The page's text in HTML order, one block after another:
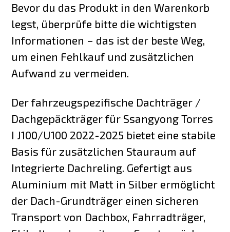
Bevor du das Produkt in den Warenkorb
legst, überprüfe bitte die wichtigsten
Informationen – das ist der beste Weg,
um einen Fehlkauf und zusätzlichen
Aufwand zu vermeiden.
Der fahrzeugspezifische Dachträger /
Dachgepäckträger für Ssangyong Torres
I J100/U100 2022-2025 bietet eine stabile
Basis für zusätzlichen Stauraum auf
Integrierte Dachreling. Gefertigt aus
Aluminium mit Matt in Silber ermöglicht
der Dach-Grundträger einen sicheren
Transport von Dachbox, Fahrradträger,